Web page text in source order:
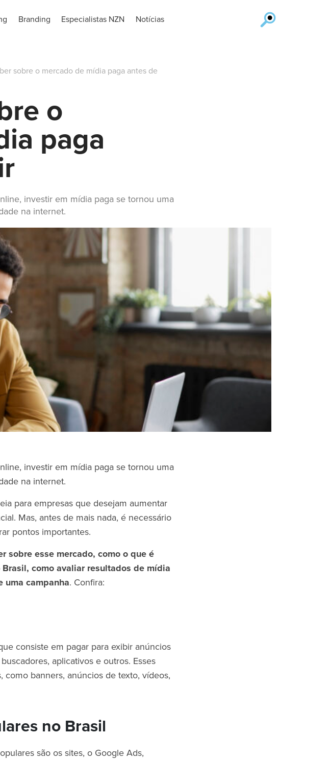
Branding Especialistas NZN Notícias
sobre o mercado de mídia paga antes de
o
paga
investir em mídia paga se tornou uma
na internet.
investir em mídia paga se tornou uma
na internet.
para empresas que desejam aumentar
Mas, antes de mais nada, é necessário
pontos importantes.
sobre esse mercado, como o que é
como avaliar resultados de mídia
uma campanha. Confira:
consiste em pagar para exibir anúncios
aplicativos e outros. Esses
banners, anúncios de texto, vídeos,
no Brasil
são os sites, o Google Ads,